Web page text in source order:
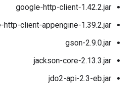
google-http-client-1.42.2.jar
http-client-appengine-1.39.2.jar
gson-2.9.0.jar
jackson-core-2.13.3.jar
jdo2-api-2.3-eb.jar